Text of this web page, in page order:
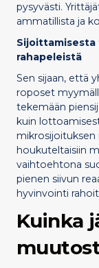
pysyvästi.
ammatillista ja
Sijoittamisesta
rahapeleistä
Sen sijaan, että
roposet
tekemään
kuin
mikrosijoituksen
houkuteltaisiin
vaihtoehtona
pienen siivun
hyvinvointi
Kuinka